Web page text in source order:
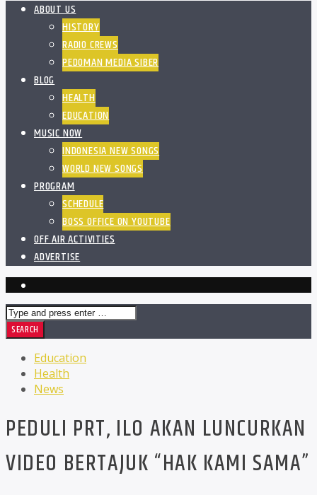
ABOUT US
HISTORY
RADIO CREWS
PEDOMAN MEDIA SIBER
BLOG
HEALTH
EDUCATION
MUSIC NOW
INDONESIA NEW SONGS
WORLD NEW SONGS
PROGRAM
SCHEDULE
BOSS OFFICE ON YOUTUBE
OFF AIR ACTIVITIES
ADVERTISE
Education
Health
News
PEDULI PRT, ILO AKAN LUNCURKAN
VIDEO BERTAJUK “HAK KAMI SAMA”